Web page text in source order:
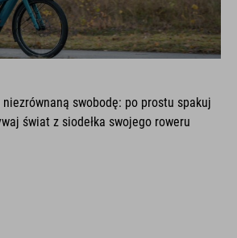
niezrównaną swobodę: po prostu spakuj
świat z siodełka swojego roweru